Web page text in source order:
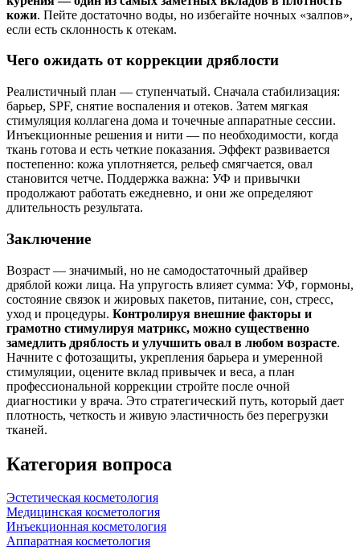
кожи. Пейте достаточно воды, но избегайте ночных «залпов»,
если есть склонность к отекам.
Чего ожидать от коррекции дряблости
Реалистичный план — ступенчатый. Сначала стабилизация:
барьер, SPF, снятие воспаления и отеков. Затем мягкая
стимуляция коллагена дома и точечные аппаратные сессии.
Инъекционные решения и нити — по необходимости, когда
ткань готова и есть четкие показания. Эффект развивается
постепенно: кожа уплотняется, рельеф смягчается, овал
становится четче. Поддержка важна: УФ и привычки
продолжают работать ежедневно, и они же определяют
длительность результата.
Заключение
Возраст — значимый, но не самодостаточный драйвер
дряблой кожи лица. На упругость влияет сумма: УФ, гормоны,
состояние связок и жировых пакетов, питание, сон, стресс,
уход и процедуры. Контролируя внешние факторы и
грамотно стимулируя матрикс, можно существенно
замедлить дряблость и улучшить овал в любом возрасте.
Начните с фотозащиты, укрепления барьера и умеренной
стимуляции, оцените вклад привычек и веса, а план
профессиональной коррекции стройте после очной
диагностики у врача. Это стратегический путь, который дает
плотность, четкость и живую эластичность без перегрузки
тканей.
Категория вопроса
Эстетическая косметология
Медицинская косметология
Инъекционная косметология
Аппаратная косметология